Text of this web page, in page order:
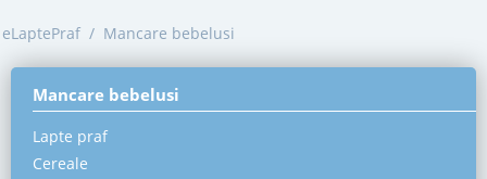
eLaptePraf / Mancare bebelusi
Mancare bebelusi
Lapte praf
Cereale